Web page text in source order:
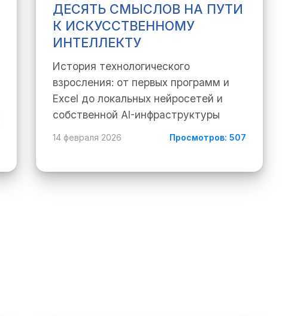
ДЕСЯТЬ СМЫСЛОВ НА ПУТИ
К ИСКУССТВЕННОМУ
ИНТЕЛЛЕКТУ
История технологического
взросления: от первых программ и
Excel до локальных нейросетей и
собственной AI-инфраструктуры
14 февраля 2026 Просмотров: 507